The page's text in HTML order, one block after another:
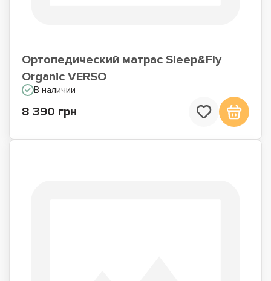
Ортопедический матрас Sleep&Fly
Organic VERSO
В наличии
8 390 грн